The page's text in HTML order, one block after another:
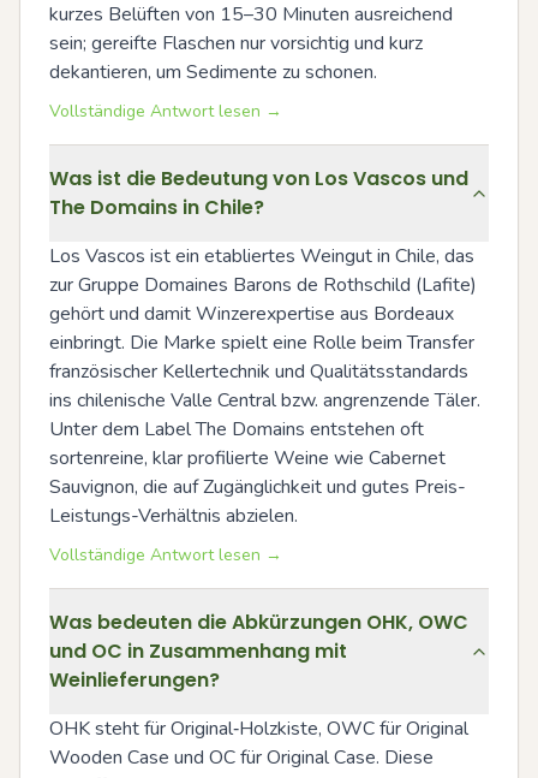
kurzes Belüften von 15–30 Minuten ausreichend
sein; gereifte Flaschen nur vorsichtig und kurz
dekantieren, um Sedimente zu schonen.
Vollständige Antwort lesen →
Was ist die Bedeutung von Los Vascos und
The Domains in Chile?
Los Vascos ist ein etabliertes Weingut in Chile, das
zur Gruppe Domaines Barons de Rothschild (Lafite)
gehört und damit Winzerexpertise aus Bordeaux
einbringt. Die Marke spielt eine Rolle beim Transfer
französischer Kellertechnik und Qualitätsstandards
ins chilenische Valle Central bzw. angrenzende Täler.
Unter dem Label The Domains entstehen oft
sortenreine, klar profilierte Weine wie Cabernet
Sauvignon, die auf Zugänglichkeit und gutes Preis-
Leistungs-Verhältnis abzielen.
Vollständige Antwort lesen →
Was bedeuten die Abkürzungen OHK, OWC
und OC in Zusammenhang mit
Weinlieferungen?
OHK steht für Original‑Holzkiste, OWC für Original
Wooden Case und OC für Original Case. Diese